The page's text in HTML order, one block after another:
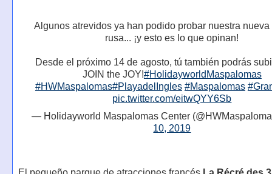
Algunos atrevidos ya han podido probar nuestra nueva
rusa... ¡y esto es lo que opinan!
Desde el próximo 14 de agosto, tú también podrás
JOIN the JOY!#HolidayworldMaspalomas
#HWMaspalomas#PlayadelIngles #Maspalomas
pic.twitter.com/eitwQYY6Sb
— Holidayworld Maspalomas Center
10, 2019